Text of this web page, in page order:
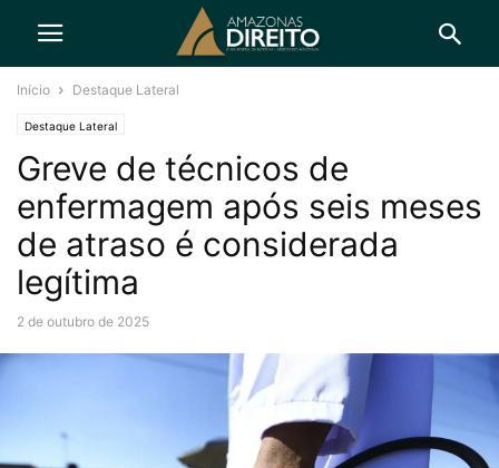
Início Destaque Lateral
Destaque Lateral
Greve de técnicos de
enfermagem após seis meses
de atraso é considerada
legítima
2 de outubro de 2025